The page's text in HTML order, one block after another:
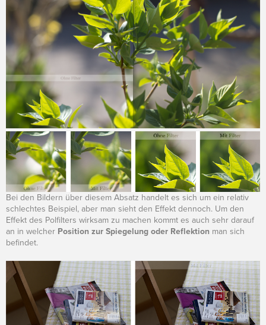
Bei den Bildern über diesem Absatz handelt es sich um ein relativ
schlechtes Beispiel, aber man sieht den Effekt dennoch. Um den
Effekt des Polfilters wirksam zu machen kommt es auch sehr darauf
an in welcher Position zur Spiegelung oder Reflektion man sich
befindet.